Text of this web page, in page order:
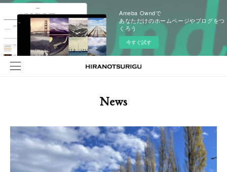
Ameba Owndで
あなただけのホームページやブログをつ
くろう
今すぐ試す
News